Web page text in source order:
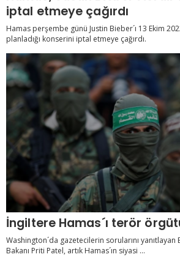
iptal etmeye çağırdı
Hamas perşembe günü Justin Bieber´ı 13 Ekim
planladığı konserini iptal etmeye çağırdı.
İngiltere Hamas´ı terör
Washington´da gazetecilerin sorularını yanıtlayan
Bakanı Priti Patel, artık Hamas´ın siyasi ...